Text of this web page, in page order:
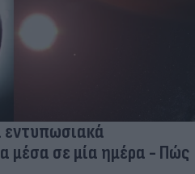
εντυπωσιακά
μέσα σε μία ημέρα - Πώς